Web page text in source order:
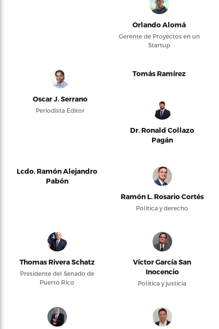
Orlando Alomá
Gerente de Proyectos en un
Startup
Oscar J. Serrano
Periodista Editor
Tomás Ramírez
Dr. Ronald Collazo
Pagán
Lcdo. Ramón Alejandro
Pabón
Ramón L. Rosario Cortés
Política y derecho
Thomas Rivera Schatz
Presidente del Senado de
Puerto Rico
Víctor García San
Inocencio
Política y justicia